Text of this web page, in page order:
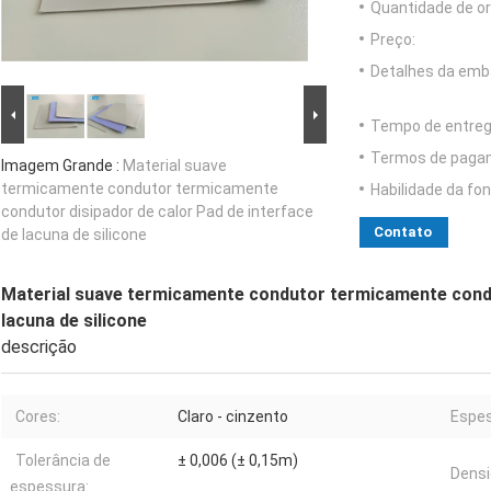
Imagem Grande : Material suave
termicamente condutor termicamente
condutor disipador de calor Pad de interface
de lacuna de silicone
Quantidade de
Preço:
Detalhes da
Tempo de
Termos de
Habilidade da
Contato
Material suave termicamente condutor termicamente
lacuna de silicone
descrição
Cores: Claro - cinzento
Tolerância de
espessura:
± 0,006 (± 0,15m)